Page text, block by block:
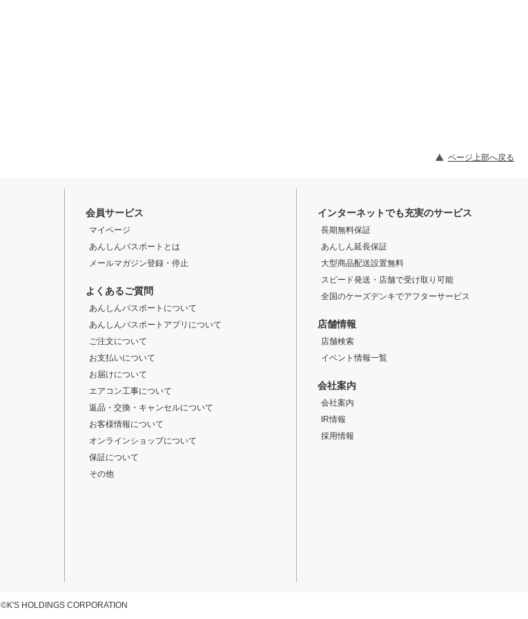
ページ上部へ戻る
会員サービス
マイページ
あんしんパスポートとは
メールマガジン登録・停止
よくあるご質問
あんしんパスポートについて
あんしんパスポートアプリについて
ご注文について
お支払いについて
お届けについて
エアコン工事について
返品・交換・キャンセルについて
お客様情報について
オンラインショップについて
保証について
その他
インターネットでも充実のサービス
長期無料保証
あんしん延長保証
大型商品配送設置無料
スピード発送・店舗で受け取り可能
全国のケーズデンキでアフターサービス
店舗情報
店舗検索
イベント情報一覧
会社案内
会社案内
IR情報
採用情報
©K'S HOLDINGS CORPORATION